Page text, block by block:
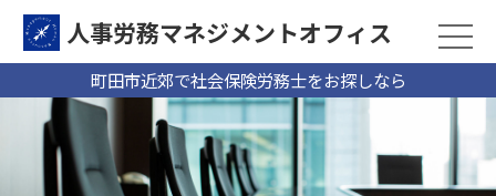
町田市近郊で社会保険労務士をお探しなら
人事労務マネジメントオフィス